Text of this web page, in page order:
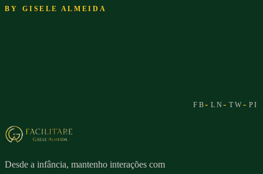
BY GISELE ALMEIDA
Desde a infância, mantenho interações com